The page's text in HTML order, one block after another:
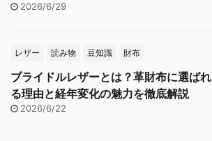
2026/6/29
レザー 読み物 豆知識 財布
ブライドルレザーとは？革財布に選ばれ
る理由と経年変化の魅力を徹底解説
2026/6/22